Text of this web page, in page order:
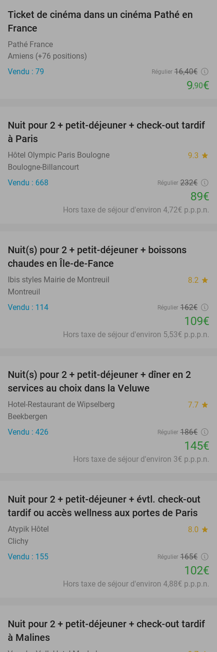
40%
Ticket de cinéma dans un cinéma Pathé en
France
Pathé France
Amiens (+76 positions)
Vendu : 79
Régulier 16,40€
9,90€
62%
Nuit pour 2 + petit-déjeuner + check-out tardif
à Paris
Hôtel Olympic Paris Boulogne 9.3 star
Boulogne-Billancourt
Vendu : 668
Régulier 232€
89€
Hors taxe de séjour d'environ 4,72€ p.p.p.n.
Nuit(s) pour 2 + petit-déjeuner + boissons
chaudes en Île-de-Fance
Ibis styles Mairie de Montreuil 8.2 star
Montreuil
Vendu : 114
Régulier 162€
109€
Hors taxe de séjour d'environ 5,53€ p.p.p.n.
22%
Nuit(s) pour 2 + petit-déjeuner + dîner en 2
services au choix dans la Veluwe
Hotel-Restaurant de Wipselberg 7.7 star
Beekbergen
Vendu : 426
Régulier 186€
145€
Hors taxe de séjour d'environ 3€ p.p.p.n.
38%
Nuit pour 2 + petit-déjeuner + évtl. check-out
tardif ou accès wellness aux portes de Paris
Atypik Hôtel 8.0 star
Clichy
Vendu : 155
Régulier 165€
102€
Hors taxe de séjour d'environ 4,88€ p.p.p.n.
Nuit pour 2 + petit-déjeuner + check-out tardif
à Malines